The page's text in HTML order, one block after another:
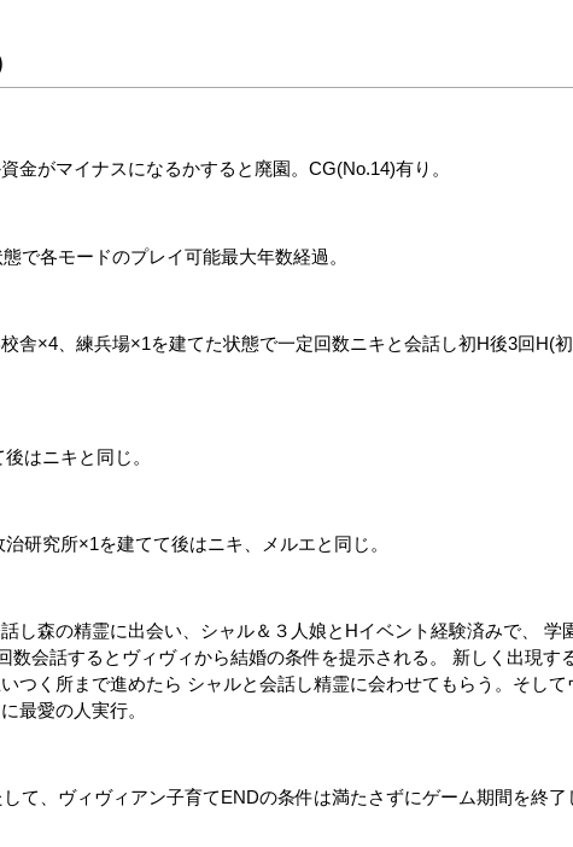
金がマイナスになるかすると廃園。CG(No.14)有り。
で各モードのプレイ可能最大年数経過。
舎×4、練兵場×1を建てた状態で一定回数ニキと会話し初H後3回H(
はニキと同じ。
研究所×1を建てて後はニキ、メルエと同じ。
し森の精霊に出会い、シャル＆３人娘とHイベント経験済みで、 学
数会話するとヴィヴィから結婚の条件を提示される。 新しく出現す
つく所まで進めたら シャルと会話し精霊に会わせてもらう。そし
最愛の人実行。
て、ヴィヴィアン子育てENDの条件は満たさずにゲーム期間を終了